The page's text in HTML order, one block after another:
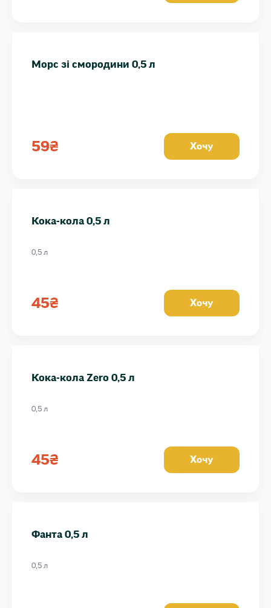
Морс зі смородини 0,5 л
59₴ Хочу
Кока-кола 0,5 л
0,5 л
45₴ Хочу
Кока-кола Zero 0,5 л
0,5 л
45₴ Хочу
Фанта 0,5 л
0,5 л